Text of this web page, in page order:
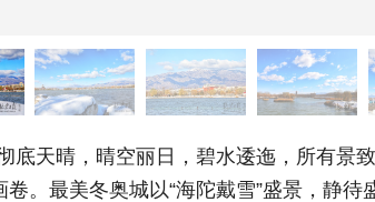
底天晴，晴空丽日，碧水逶迤，所有
。最美冬奥城以“海陀戴雪”盛景，静待